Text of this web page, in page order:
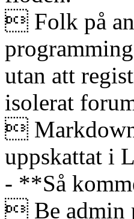
 Folk på
utan att
isolerat

uppskattat i
- **Så
 Be admin